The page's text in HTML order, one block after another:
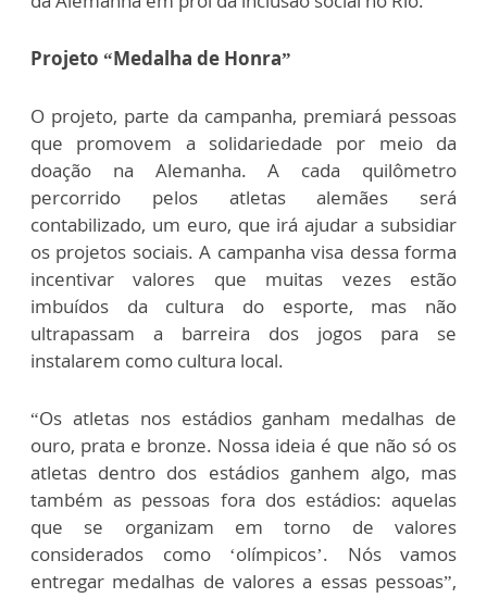
Projeto “Medalha de Honra”
O projeto, parte da campanha, premiará pessoas
que promovem a solidariedade por meio da
doação na Alemanha. A cada quilômetro
percorrido pelos atletas alemães será
contabilizado, um euro, que irá ajudar a subsidiar
os projetos sociais. A campanha visa dessa forma
incentivar valores que muitas vezes estão
imbuídos da cultura do esporte, mas não
ultrapassam a barreira dos jogos para se
instalarem como cultura local.
“Os atletas nos estádios ganham medalhas de
ouro, prata e bronze. Nossa ideia é que não só os
atletas dentro dos estádios ganhem algo, mas
também as pessoas fora dos estádios: aquelas
que se organizam em torno de valores
considerados como ‘olímpicos’. Nós vamos
entregar medalhas de valores a essas pessoas”,